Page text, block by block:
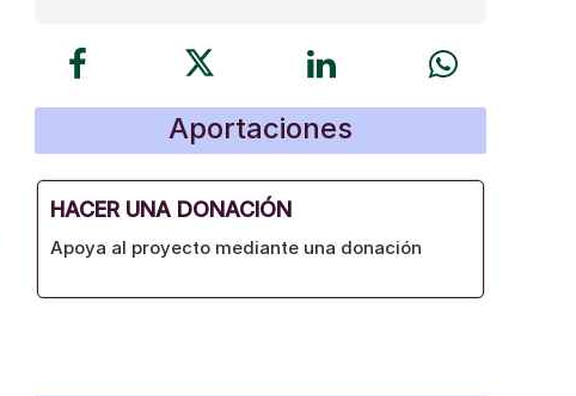
Aportaciones
HACER UNA DONACIÓN
Apoya al proyecto mediante una donación